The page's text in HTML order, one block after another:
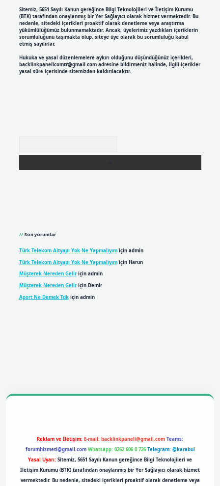
Sitemiz, 5651 Sayılı Kanun gereğince Bilgi Teknolojileri ve İletişim Kurumu
(BTK) tarafından onaylanmış bir Yer Sağlayıcı olarak hizmet vermektedir. Bu
nedenle, sitedeki içerikleri proaktif olarak denetleme veya araştırma
yükümlülüğümüz bulunmamaktadır. Ancak, üyelerimiz yazdıkları içeriklerin
sorumluluğunu taşımakta olup, siteye üye olarak bu sorumluluğu kabul
etmiş sayılırlar.
Hukuka ve yasal düzenlemelere aykırı olduğunu düşündüğünüz içerikleri,
backlinkpanelicomtr@gmail.comadresine bildirmeniz halinde, ilgili içerikler
yasal süre içerisinde sitemizden kaldırılacaktır.
Son yorumlar
Türk Telekom Altyapı Yok Ne Yapmalıyımiçin admin
Türk Telekom Altyapı Yok Ne Yapmalıyımiçin Harun
Müşterek Nereden Geliriçin admin
Müşterek Nereden Geliriçin Demir
Aport Ne Demek Tdkiçin admin
Reklam ve İletişim: E-mail: backlinkpaneli@gmail.com Teams:
forumhizmeti@gmail.com Whatsapp: 0262 606 0 726 Telegram: @karabul
Yasal Uyarı: Sitemiz, 5651 Sayılı Kanun gereğince Bilgi Teknolojileri ve
İletişim Kurumu (BTK) tarafından onaylanmış bir Yer Sağlayıcı olarak hizmet
vermektedir. Bu nedenle, sitedeki içerikleri proaktif olarak denetleme veya